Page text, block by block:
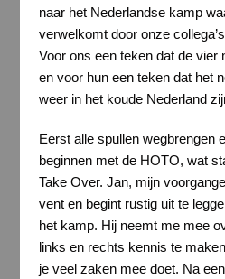
naar het Nederlandse kamp
verwelkomt door onze
Voor ons een teken dat de vier
en voor hun een teken dat het
weer in het koude Nederland
Eerst alle spullen wegbrengen
beginnen met de HOTO, wat
Take Over. Jan, mijn
vent en begint rustig uit te
het kamp. Hij neemt me mee
links en rechts kennis te
je veel zaken mee doet. Na